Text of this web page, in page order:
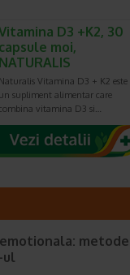
D3 +K2, 30
capsule moi,
NATURALIS
Naturalis Vitamina D3 + K2 este
un supliment alimentar care
vitamina D3 si…
metode
ul